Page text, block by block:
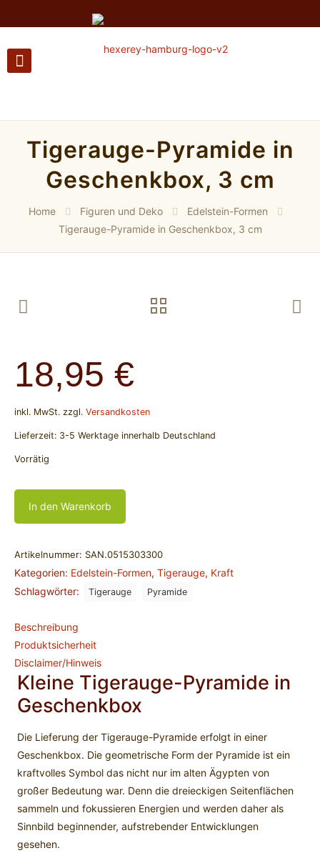
Tigerauge-Pyramide in
Geschenkbox, 3 cm
Home Figuren und Deko
Edelstein-Formen
Tigerauge-Pyramide in Geschenkbox, 3 cm
18,95 €
inkl. MwSt. zzgl. Versandkosten
Lieferzeit: 3-5 Werktage innerhalb Deutschland
Vorrätig
In den Warenkorb
Artikelnummer: SAN.0515303300
Kategorien: Edelstein-Formen, Tigerauge, Kraft
Schlagwörter:
Tigerauge Pyramide
Beschreibung
Produktsicherheit
Disclaimer/Hinweis
Kleine Tigerauge-Pyramide in
Geschenkbox
Die Lieferung der Tigerauge-Pyramide erfolgt in einer
Geschenkbox. Die geometrische Form der Pyramide ist ein
kraftvolles Symbol das nicht nur im alten Ägypten von
großer Bedeutung war. Denn die dreieckigen Seitenflächen
sammeln und fokussieren Energien und werden daher als
Sinnbild beginnender, aufstrebender Entwicklungen
gesehen.